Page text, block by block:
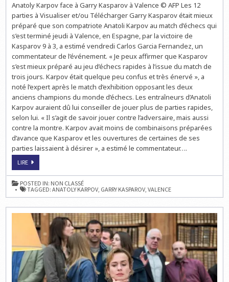
EXCELLENTE
POUR
LE
JEU
D’ÉCHECS
KASPAROV
Anatoly Karpov face à Garry Kasparov à Valence © AFP Les 12
parties à Visualiser et/ou Télécharger Garry Kasparov était mieux
préparé que son compatriote Anatoli Karpov au match d’échecs qui
s’est terminé jeudi à Valence, en Espagne, par la victoire de
Kasparov 9 à 3, a estimé vendredi Carlos Garcia Fernandez, un
commentateur de l’événement. « Je peux affirmer que Kasparov
s’est mieux préparé au jeu d’échecs rapides à l’issue du match de
trois jours. Karpov était quelque peu confus et très énervé », a
noté l’expert après le match d’exhibition opposant les deux
anciens champions du monde d’échecs. Les entraîneurs d’Anatoli
Karpov auraient dû lui conseiller de jouer plus de parties rapides,
selon lui. « Il s’agit de savoir jouer contre l’adversaire, mais aussi
contre la montre. Karpov avait moins de combinaisons préparées
d’avance que Kasparov et les ouvertures de certaines de ses
parties laissaient à désirer », a estimé le commentateur….
LIREUNE
PUBLICITÉ
POUR
LE
JEU
D’ÉCHECS
POSTED IN: NON CLASSÉ
TAGGED:ANATOLY KARPOV, GARRY KASPAROV,VALENCE